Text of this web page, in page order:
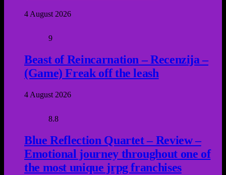
4 August 2026
9
Beast of Reincarnation – Recenzija –
(Game) Freak off the leash
4 August 2026
8.8
Blue Reflection Quartet – Review –
Emotional journey throughout one of
the most unique jrpg franchises